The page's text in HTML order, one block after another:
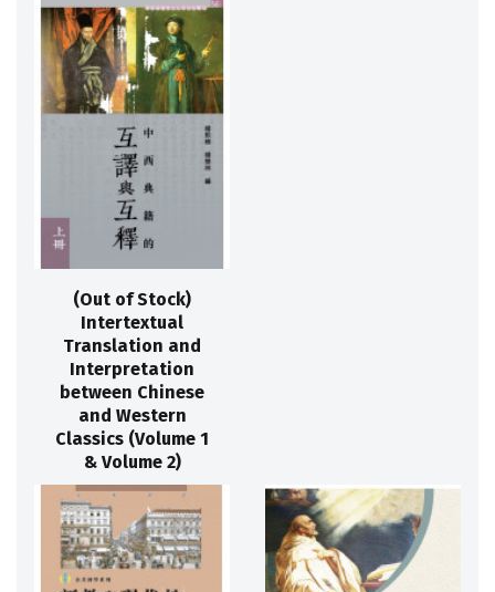
(Out of Stock)
Intertextual
Translation and
Interpretation
between Chinese
and Western
Classics (Volume 1
& Volume 2)